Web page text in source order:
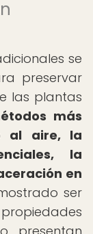
se
preservar
las plantas
más
al aire, la
la
en
ser